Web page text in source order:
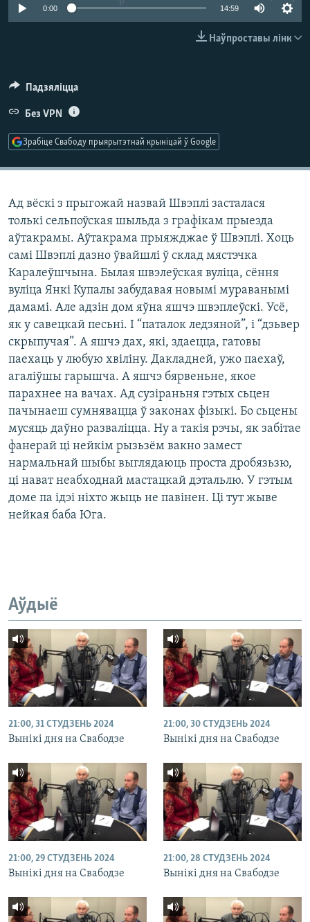
КУЛЬТУРА
МОВА0:00 14:59
Наўпроставы лінк
Падзяліцца
Без VPN
Зрабіце Свабоду прыярытэтнай крыніцай ў Google
Ад вёскі з прыгожай назвай Швэплі засталася
толькі сельпоўская шыльда з графікам прыезда
аўтакрамы. Аўтакрама прыяжджае ў Швэплі. Хоць
самі Швэплі дазно ўвайшлі ў склад мястэчка
Каралеўшчына. Былая швэлеўская вуліца, сёння
вуліца Янкі Купалы забудавая новымі мураванымі
дамамі. Але адзін дом яўна яшчэ швэплеўскі. Усё,
як у савецкай песьні. І “паталок ледзяной”, і “дзьвер
скрыпучая”. А яшчэ дах, які, здаецца, гатовы
паехаць у любую хвіліну. Дакладней, ужо паехаў,
агаліўшы гарышча. А яшчэ бярвеньне, якое
парахнее на вачах. Ад сузіраньня гэтых сьцен
пачынаеш сумнявацца ў законах фізыкі. Бо сьцены
мусяць даўно разваліцца. Ну а такія рэчы, як забітае
фанерай ці нейкім рызьзём вакно замест
нармальнай шыбы выглядаюць проста дробязьзю,
ці нават неабходнай мастацкай дэтальлю. У гэтым
доме па ідэі ніхто жыць не павінен. Ці тут жыве
нейкая баба Юга.
Аўдыё
21:00, 31 СТУДЗЕНЬ 2024
Вынікі дня на Свабодзе
21:00, 30 СТУДЗЕНЬ 2024
Вынікі дня на Свабодзе
21:00, 29 СТУДЗЕНЬ 2024
Вынікі дня на Свабодзе
21:00, 28 СТУДЗЕНЬ 2024
Вынікі дня на Свабодзе